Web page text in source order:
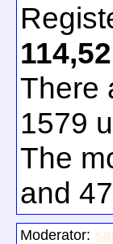
There
1579
The
and
Moderator: